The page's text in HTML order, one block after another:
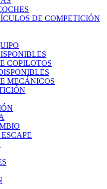
DE COMPETICIÓN
COPILOTOS
MECÁNICOS